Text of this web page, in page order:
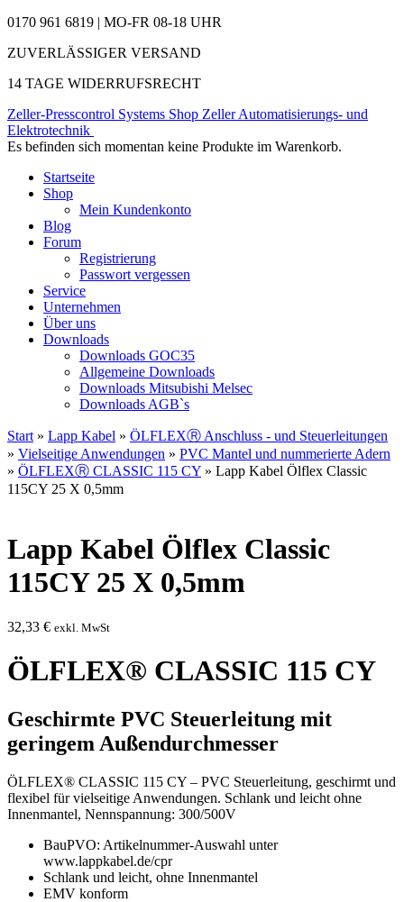
0170 961 6819 | MO-FR 08-18 UHR
ZUVERLÄSSIGER VERSAND
14 TAGE WIDERRUFSRECHT
Zeller-Presscontrol Systems Shop Zeller Automatisierungs- und
Elektrotechnik
Es befinden sich momentan keine Produkte im Warenkorb.
Startseite
Shop
Mein Kundenkonto
Blog
Forum
Registrierung
Passwort vergessen
Service
Unternehmen
Über uns
Downloads
Downloads GOC35
Allgemeine Downloads
Downloads Mitsubishi Melsec
Downloads AGB`s
Start » Lapp Kabel » ÖLFLEXⓇ Anschluss - und Steuerleitungen
» Vielseitige Anwendungen » PVC Mantel und nummerierte Adern
» ÖLFLEXⓇ CLASSIC 115 CY » Lapp Kabel Ölflex Classic
115CY 25 X 0,5mm
Lapp Kabel Ölflex Classic
115CY 25 X 0,5mm
32,33 € exkl. MwSt
ÖLFLEX® CLASSIC 115 CY
Geschirmte PVC Steuerleitung mit
geringem Außendurchmesser
ÖLFLEX® CLASSIC 115 CY – PVC Steuerleitung, geschirmt und
flexibel für vielseitige Anwendungen. Schlank und leicht ohne
Innenmantel, Nennspannung: 300/500V
BauPVO: Artikelnummer-Auswahl unter
www.lappkabel.de/cpr
Schlank und leicht, ohne Innenmantel
EMV konform